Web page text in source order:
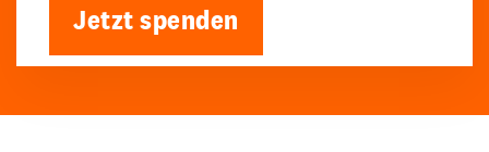
Jetzt spenden